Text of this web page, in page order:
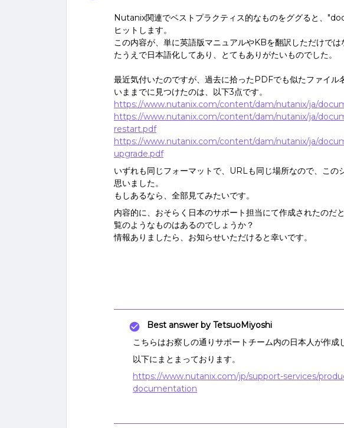
Nutanix関連でベストプラクティス的なものをググると、
ヒットします。
この内容が、単に英語版マニュアルやKBを翻訳しただけで
たうえで日本語化してあり、とてもありがたいものでした。
最近気付いたのですが、過去に拾ったPDFでも似たファイル
いままでに見つけたのは、以下3点です。
https://www.nutanix.com/content/dam/nutanix/ja/
https://www.nutanix.com/content/dam/nutanix/ja/
restart.pdf
https://www.nutanix.com/content/dam/nutanix/ja/
upgrade.pdf
いずれも同じフォーマットで、URLも同じ場所なので、この
思いました。
もしあるなら、全部見てみたいです。
内容的に、おそらく日本のサポート担当にて作成されたのだ
覧のようなものはあるのでしょうか？
情報ありましたら、お知らせいただけると幸いです。
Best answer by TetsuoMiyoshi
こちらはお察しの通りサポートチーム内の日本人が作成
以下にまとまっております。
https://www.nutanix.com/jp/support-services/
documentation